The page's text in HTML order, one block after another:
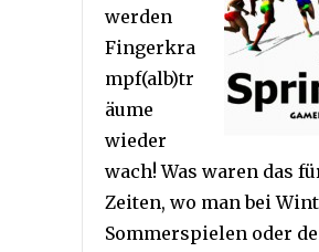
werden
Fingerkra
mpf(alb)tr
äume
wieder
wach! Was waren das
Zeiten, wo man bei
Sommerspielen oder